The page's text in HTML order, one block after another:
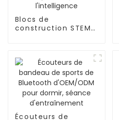
Blocs de
construction STEM/
l'intelligence
Écouteurs de